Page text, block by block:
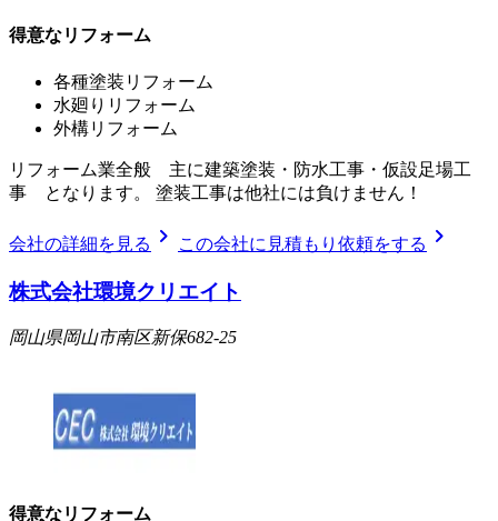
得意なリフォーム
各種塗装リフォーム
水廻りリフォーム
外構リフォーム
リフォーム業全般 主に建築塗装・防水工事・仮設足場工
事 となります。 塗装工事は他社には負けません！
会社の詳細を見る chevron_right この会社に見積もり依頼をする chevron_right
株式会社環境クリエイト
岡山県岡山市南区新保682-25
得意なリフォーム